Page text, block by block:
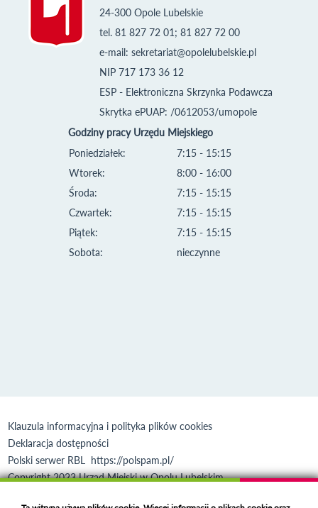
24-300 Opole Lubelskie
tel. 81 827 72 01; 81 827 72 00
e-mail: sekretariat@opolelubelskie.pl
NIP 717 173 36 12
ESP - Elektroniczna Skrzynka Podawcza
Skrytka ePUAP: /0612053/umopole
Godziny pracy Urzędu Miejskiego
Poniedziałek:
Wtorek:
Środa:
Czwartek:
Piątek:
Sobota:
7:15 - 15:15
8:00 - 16:00
7:15 - 15:15
7:15 - 15:15
7:15 - 15:15
nieczynne
Klauzula informacyjna i polityka plików cookies
Deklaracja dostępności
Polski serwer RBL https://polspam.pl/
Copyright 2023 Urząd Miejski w Opolu Lubelskim